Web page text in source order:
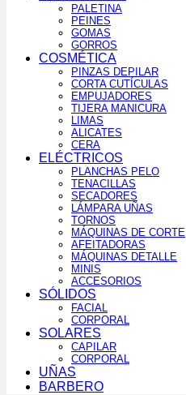
PALETINA
PEINES
GOMAS
GORROS
COSMÉTICA
PINZAS DEPILAR
CORTA CUTÍCULAS
EMPUJADORES
TIJERA MANICURA
LIMAS
ALICATES
CERA
ELÉCTRICOS
PLANCHAS PELO
TENACILLAS
SECADORES
LÁMPARA UÑAS
TORNOS
MÁQUINAS DE CORTE
AFEITADORAS
MÁQUINAS DETALLE
MINIS
ACCESORIOS
SÓLIDOS
FACIAL
CORPORAL
SOLARES
CAPILAR
CORPORAL
UÑAS
BARBERO